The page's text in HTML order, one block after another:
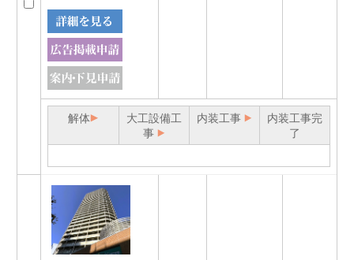
解体
大工設備工
事
内装工事
内装工事完
了